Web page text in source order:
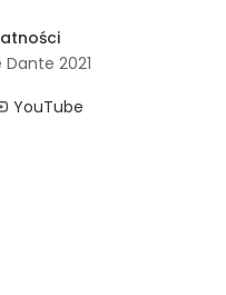
2021
YouTube